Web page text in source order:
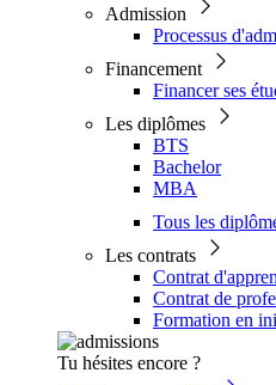
Admission
Processus
Financement
Financer ses
Les diplômes
BTS
Bachelor
MBA
Tous les
Les contrats
Contrat
Contrat de
Formation en
Tu hésites encore ?